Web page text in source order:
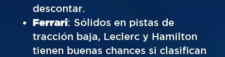
descontar.
Ferrari: Sólidos en pistas de
tracción baja, Leclerc y Hamilton
tienen buenas chances si clasifican